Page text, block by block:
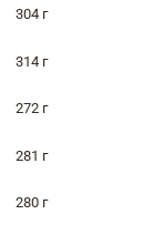
304 г
314 г
272 г
281 г
280 г